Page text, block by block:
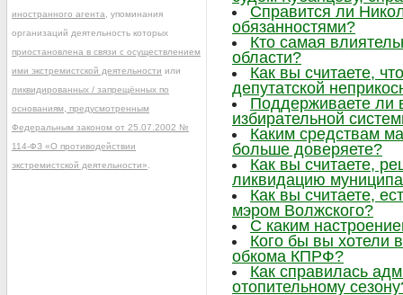
Справится ли
обязанностями?
Кто самая
области?
Как вы считаете,
депутатской
Поддерживаете ли
избирательной
Каким средствам
больше доверяете?
Как вы считаете,
ликвидацию
Как вы считаете,
мэром Волжского?
С каким
Кого бы вы хотели
обкома КПРФ?
Как справилась
отопительному
иностранного агента , упоминания
организаций деятельность которых
приостановлена в связи с осуществлением
ими экстремистской деятельности или
ликвидированных / запрещённых по
основаниям, предусмотренным
Федеральным законом от 25.07.2002 №
114-ФЗ «О противодействии
экстремистской деятельности»